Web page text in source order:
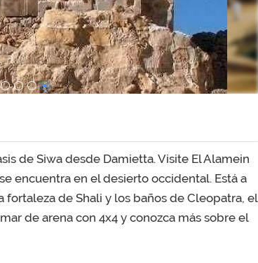
de Siwa desde Damietta. Visite El Alamein
encuentra en el desierto occidental. Está a
fortaleza de Shali y los baños de Cleopatra, el
de arena con 4x4 y conozca más sobre el